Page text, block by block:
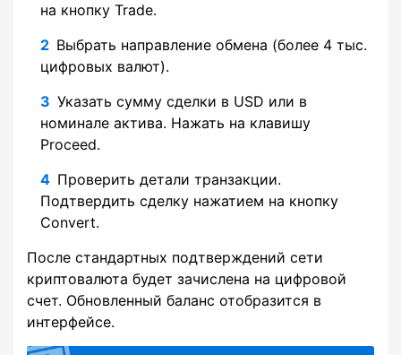
на кнопку Trade.
Выбрать направление обмена (более 4 тыс.
цифровых валют).
Указать сумму сделки в USD или в
номинале актива. Нажать на клавишу
Proceed.
Проверить детали транзакции.
Подтвердить сделку нажатием на кнопку
Convert.
После стандартных подтверждений сети
криптовалюта будет зачислена на цифровой
счет. Обновленный баланс отобразится в
интерфейсе.